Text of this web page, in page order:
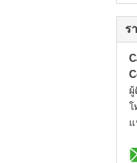
ร
ผู้
โ